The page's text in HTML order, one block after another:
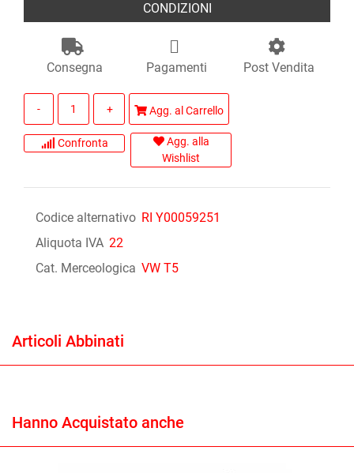
CONDIZIONI
Consegna Pagamenti Post Vendita
Agg. al Carrello
Confronta
Agg. alla
Wishlist
Codice alternativo RI Y00059251
Aliquota IVA 22
Cat. Merceologica VW T5
Articoli Abbinati
Hanno Acquistato anche